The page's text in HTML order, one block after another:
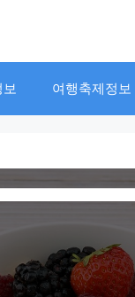
보 여행축제정보